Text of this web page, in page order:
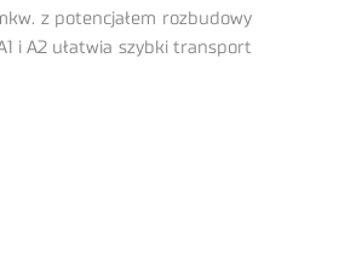
z potencjałem rozbudowy
i A2 ułatwia szybki transport